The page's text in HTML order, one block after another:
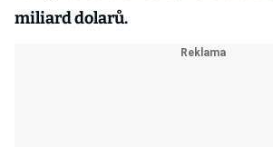
miliard dolarů.